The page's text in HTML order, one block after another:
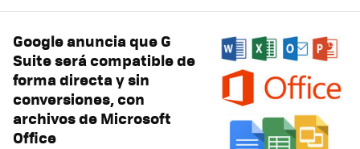
Google anuncia que G
Suite será compatible de
forma directa y sin
conversiones, con
archivos de Microsoft
Office